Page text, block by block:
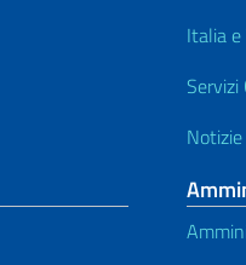
Italia e
Servizi
Notizie